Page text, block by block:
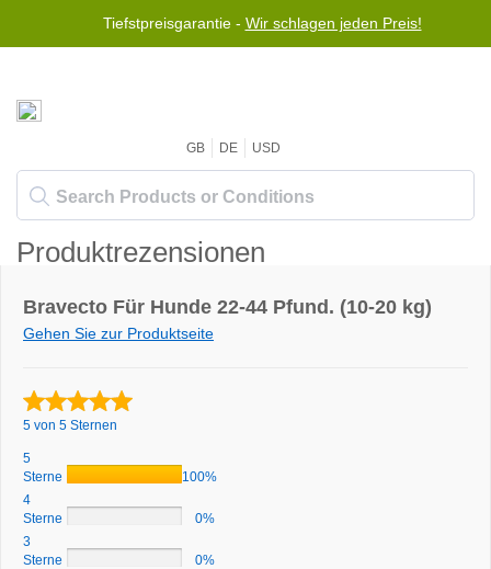
Tiefstpreisgarantie - Wir schlagen jeden Preis!
GB DE USD
Produktrezensionen
Bravecto Für Hunde 22-44 Pfund. (10-20 kg)
Gehen Sie zur Produktseite
5 von 5 Sternen
5
Sterne
100%
4
Sterne
0%
3
Sterne
0%